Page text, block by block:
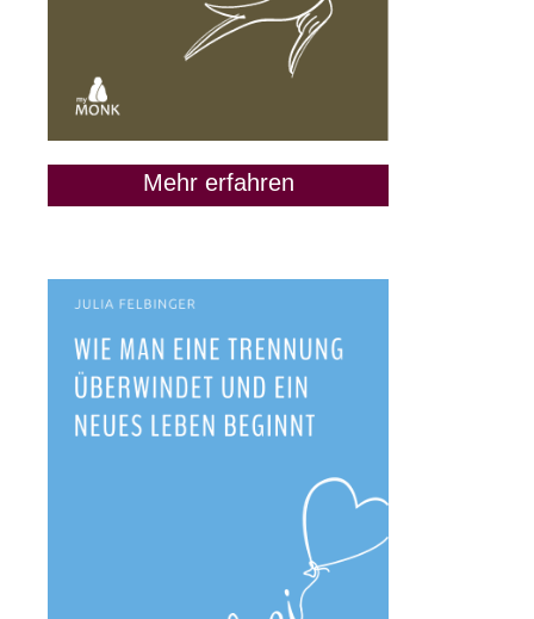
Mehr erfahren